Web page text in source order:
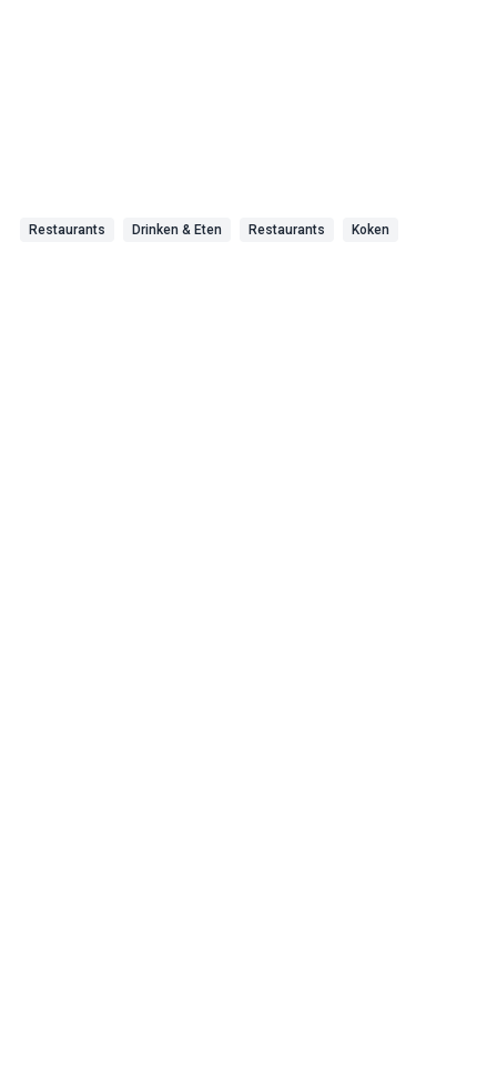
Restaurants Drinken & Eten Restaurants Koken